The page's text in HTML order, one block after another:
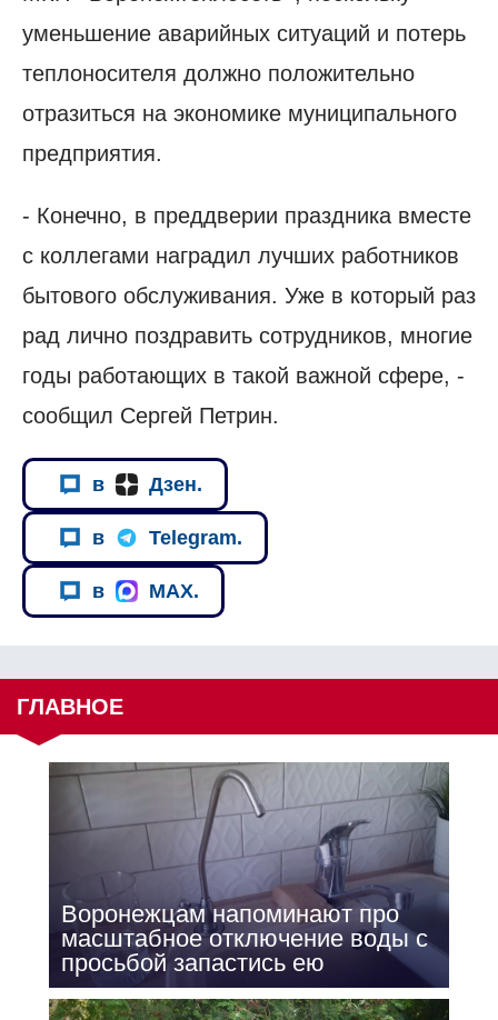
уменьшение аварийных ситуаций и потерь
теплоносителя должно положительно
отразиться на экономике муниципального
предприятия.
- Конечно, в преддверии праздника вместе
с коллегами наградил лучших работников
бытового обслуживания. Уже в который раз
рад лично поздравить сотрудников, многие
годы работающих в такой важной сфере, -
сообщил Сергей Петрин.
в Дзен.
в Telegram.
в MAX.
ГЛАВНОЕ
Воронежцам напоминают про
масштабное отключение воды с
просьбой запастись ею